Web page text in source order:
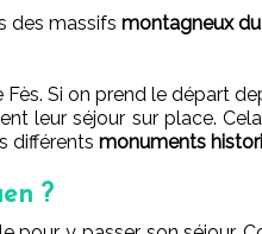
des massifs montagneux
Si on prend le départ
leur séjour sur place.
différents monuments
?